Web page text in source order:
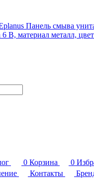
Панель смыва
6 В, материал металл,
0 Корзина 0
Контакты